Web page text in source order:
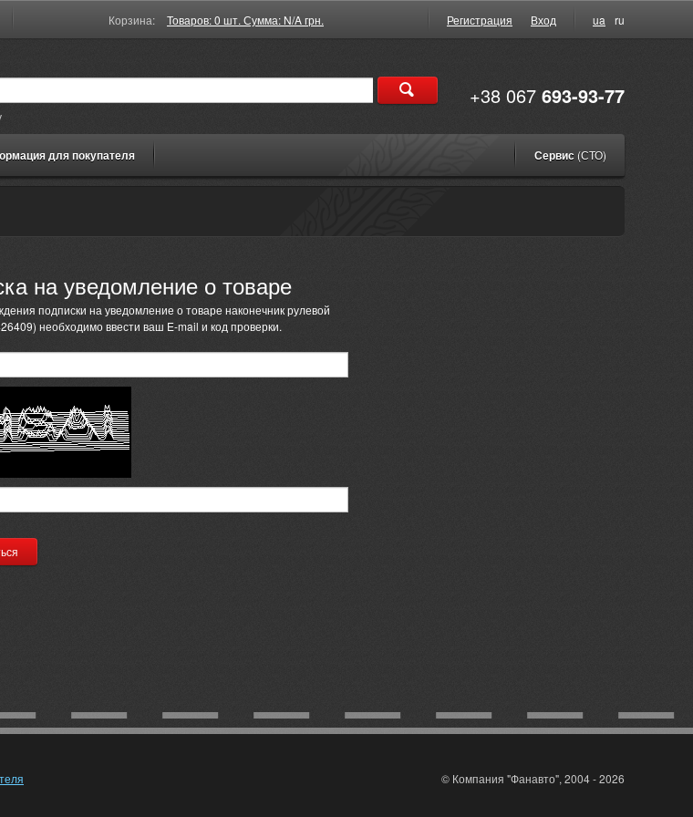
Корзина: Товаров: 0 шт. Сумма: N/A грн. Регистрация Вход ua ru
+38 067 693-93-77
для покупателя Сервис (СТО)
на уведомление о товаре
подписки на уведомление о товаре наконечник рулевой
необходимо ввести ваш E-mail и код проверки.
© Компания "Фанавто", 2004 - 2026